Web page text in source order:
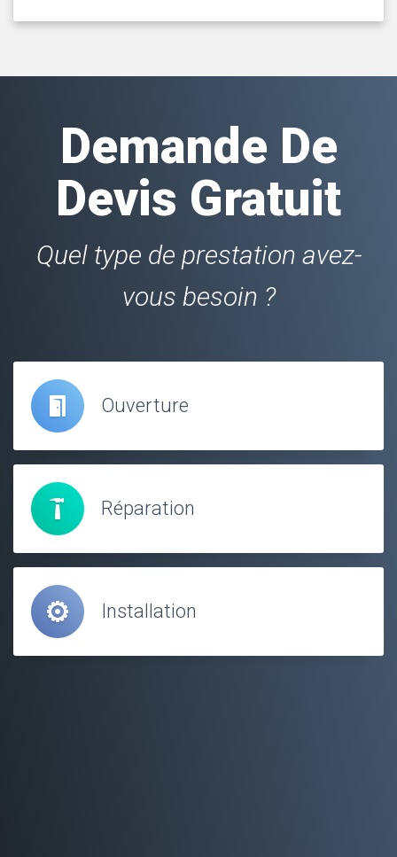
Demande De
Devis Gratuit
Quel type de prestation avez-
vous besoin ?
Ouverture
Réparation
Installation